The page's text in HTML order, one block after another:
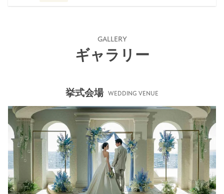
GALLERY
ギャラリー
挙式会場 WEDDING VENUE